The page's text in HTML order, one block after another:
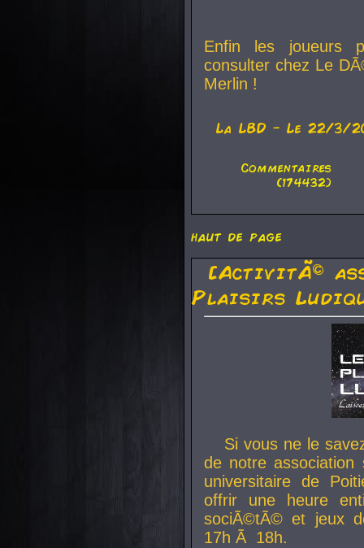
Enfin les joueurs
consulter chez Le
Merlin !
La LBD - Le 22/3/
Commentaires
(174432)
haut de page
[ActivitÃ©
Plaisirs
Si vous ne le
de notre
universitaire de
offrir une heure
sociÃ©tÃ© et jeux
17h Ã 18h.